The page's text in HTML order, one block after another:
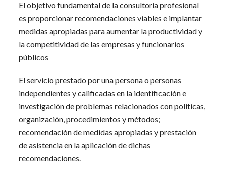
El objetivo fundamental de la consultoría profesional
es proporcionar recomendaciones viables e implantar
medidas apropiadas para aumentar la productividad y
la competitividad de las empresas y funcionarios
públicos
El servicio prestado por una persona o personas
independientes y calificadas en la identificación e
investigación de problemas relacionados con políticas,
organización, procedimientos y métodos;
recomendación de medidas apropiadas y prestación
de asistencia en la aplicación de dichas
recomendaciones.